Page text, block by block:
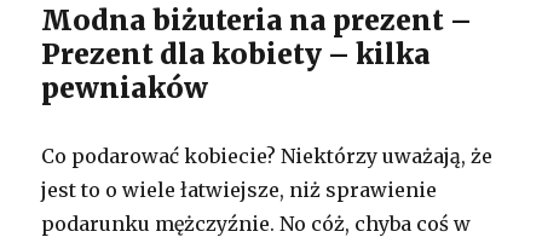
Modna biżuteria na prezent –
Prezent dla kobiety – kilka
pewniaków
Co podarować kobiecie? Niektórzy uważają, że
jest to o wiele łatwiejsze, niż sprawienie
podarunku mężczyźnie. No cóż, chyba coś w